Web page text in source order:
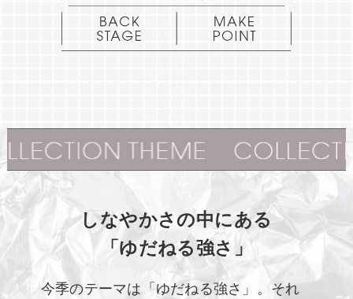
しなやかさの中にある
「ゆだねる強さ」
今季のテーマは「ゆだねる強さ」。 それ